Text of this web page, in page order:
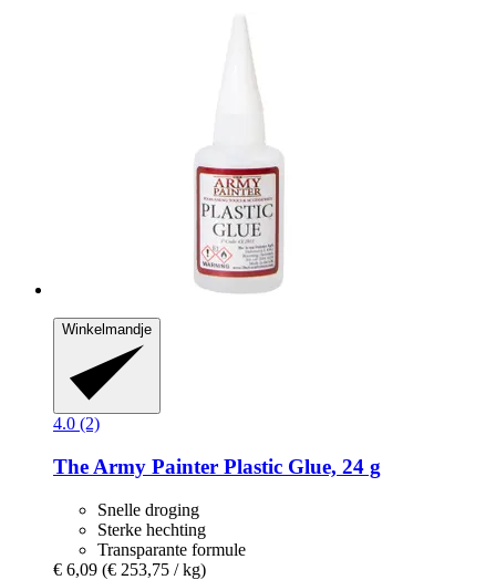
Winkelmandje
4.0 (2)
The Army Painter Plastic Glue, 24 g
Snelle droging
Sterke hechting
Transparante formule
€ 6,09 (€ 253,75 / kg)